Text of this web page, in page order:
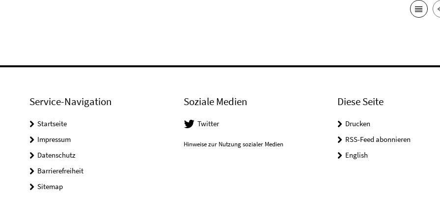
Service-Navigation
Startseite
Impressum
Datenschutz
Barrierefreiheit
Sitemap
Soziale Medien
Twitter
Hinweise zur Nutzung sozialer Medien
Diese Seite
Drucken
RSS-Feed abonnieren
English